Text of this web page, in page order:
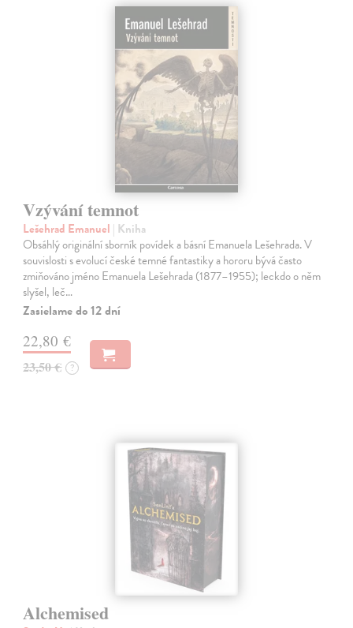
Vzývání temnot
Lešehrad Emanuel | Kniha
Obsáhlý originální sborník povídek a básní Emanuela Lešehrada. V
souvislosti s evolucí české temné fantastiky a hororu bývá často
zmiňováno jméno Emanuela Lešehrada (1877–1955); leckdo o něm
slyšel, leč…
Zasielame do 12 dní
22,80 €
23,50 € ?
Alchemised